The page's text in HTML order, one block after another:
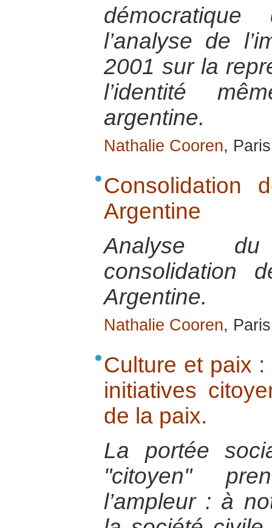
l’analyse de
2001 sur la
l’identité
argentine.
Nathalie Cooren,
Consolidation
Argentine
Analyse
consolidation
Argentine.
Nathalie Cooren,
Culture et paix
initiatives
de la paix.
La portée
"citoyen"
l’ampleur : à